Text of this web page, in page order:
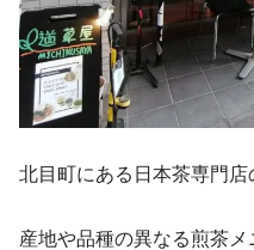
北目町にある日本茶専門店
産地や品種の異なる煎茶